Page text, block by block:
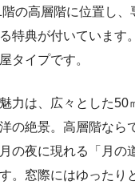
の高層階に位置し、
特典が付いています
タイプです。
力は、広々とした50
の絶景。高層階なら
の夜に現れる「月の
。窓際にはゆったり